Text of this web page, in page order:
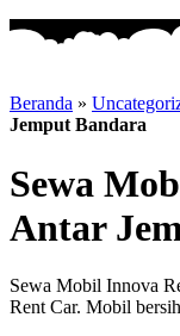
Beranda »
Jemput Bandara
Sewa
Antar
Sewa Mobil Innova
Rent Car. Mobil